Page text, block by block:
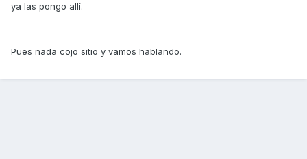
ya las pongo allí.
Pues nada cojo sitio y vamos hablando.